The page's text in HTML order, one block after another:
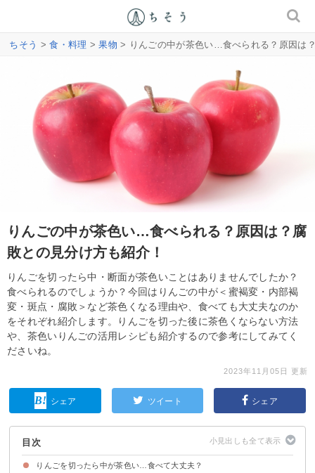
ちそう >食・料理 >果物 > りんごの中が茶色い…食べられる？原因は
りんごの中が茶色い…食べられる？原因は？腐
敗との見分け方も紹介！
りんごを切ったら中・断面が茶色いことはありませんでしたか？
食べられるのでしょうか？今回はりんごの中が＜蜜褐変・内部褐
変・斑点・腐敗＞など茶色くなる理由や、食べても大丈夫なのか
をそれぞれ紹介します。りんごを切った後に茶色くならない方法
や、茶色いりんごの活用レシピも紹介するので参考にしてみてく
ださいね。
2023年11月05日 更新
シェア ツイート シェア
目次
りんごを切ったら中が茶色い…食べて大丈夫？